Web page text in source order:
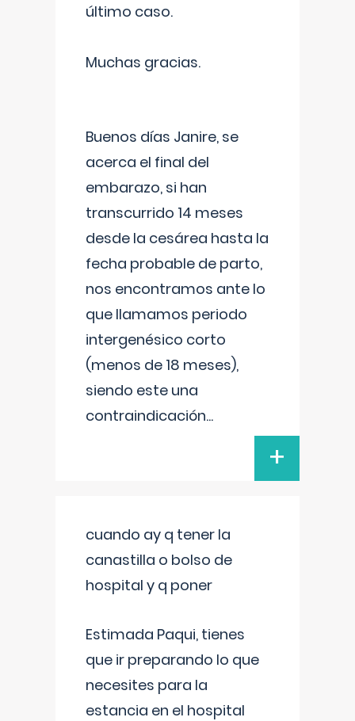
último caso.
Muchas gracias.
Buenos días Janire, se
acerca el final del
embarazo, si han
transcurrido 14 meses
desde la cesárea hasta la
fecha probable de parto,
nos encontramos ante lo
que llamamos periodo
intergenésico corto
(menos de 18 meses),
siendo este una
contraindicación...
+
cuando ay q tener la
canastilla o bolso de
hospital y q poner
Estimada Paqui, tienes
que ir preparando lo que
necesites para la
estancia en el hospital